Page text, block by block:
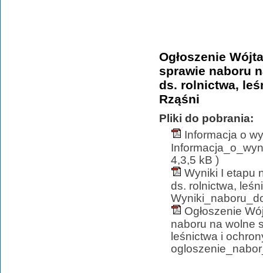
Ogłoszenie
sprawie naboru
ds. rolnictwa,
Rząśni
Pliki do pobrania:
Informacja o
4,3,5 kB )
Wyniki I etapu
ds. rolnictwa,
Ogłoszenie
naboru na wolne
leśnictwa i